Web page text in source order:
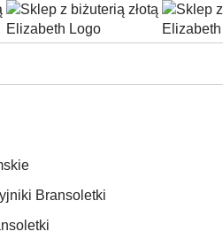
Bransoletki